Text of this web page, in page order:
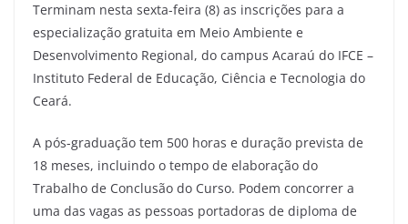
Terminam nesta sexta-feira (8) as inscrições para a
especialização gratuita em Meio Ambiente e
Desenvolvimento Regional, do campus Acaraú do IFCE –
Instituto Federal de Educação, Ciência e Tecnologia do
Ceará.
A pós-graduação tem 500 horas e duração prevista de
18 meses, incluindo o tempo de elaboração do
Trabalho de Conclusão do Curso. Podem concorrer a
uma das vagas as pessoas portadoras de diploma de